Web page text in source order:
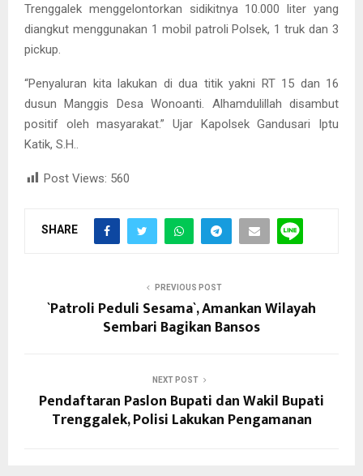
Trenggalek menggelontorkan sidikitnya 10.000 liter yang
diangkut menggunakan 1 mobil patroli Polsek, 1 truk dan 3
pickup.
“Penyaluran kita lakukan di dua titik yakni RT 15 dan 16
dusun Manggis Desa Wonoanti. Alhamdulillah disambut
positif oleh masyarakat.” Ujar Kapolsek Gandusari Iptu
Katik, S.H..
Post Views: 560
SHARE
PREVIOUS POST
`Patroli Peduli Sesama`, Amankan Wilayah
Sembari Bagikan Bansos
NEXT POST
Pendaftaran Paslon Bupati dan Wakil Bupati
Trenggalek, Polisi Lakukan Pengamanan